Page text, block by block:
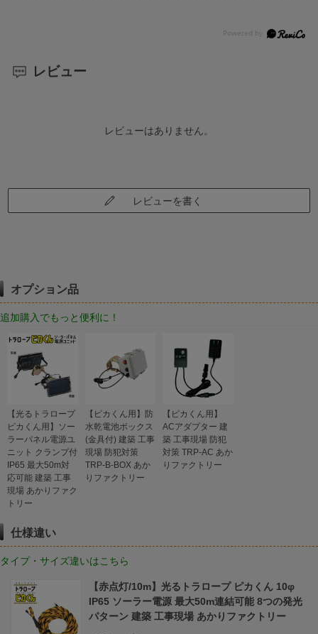
レビュー
レビューはありません。
レビューを書く
オプション品
追加購入でもっと便利に！
【光るトラロープ
ピカくん用】ソー
ラーパネル電源ユ
ニット クランプ付
IP65 最大50m対
応可能 建築 工事
現場 あかりファク
トリー
【ピカくん用】防
水乾電池ボックス
(金具付) 建築 工事
現場 防犯対策
TRP-B-BOX あか
りファクトリー
【ピカくん用】
ACアダプター 建
築 工事現場 防犯
対策 TRP-AC あか
りファクトリー
仕様違い
タイプ・サイズ違いはこちら
【赤点灯/10m】光るトラロープ ピカくん 10φ
IP65 ソーラー電源 最大50m連結可能 8つの発光
パターン 建築 工事現場 あかりファクトリー